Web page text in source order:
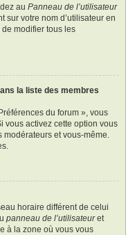
au Panneau de l’utilisateur
sur votre nom d’utilisateur en
modifier tous les
la liste des membres
du forum », vous
vous activez cette option vous
et vous-même.
horaire différent de celui
panneau de l’utilisateuret
à la zone où vous vous